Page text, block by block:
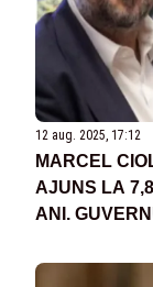
12 aug. 2025, 17:12
MARCEL
AJUNS LA
ANI.